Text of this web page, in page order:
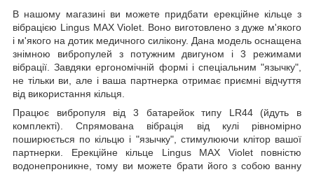
В нашому магазині ви можете придбати ерекційне кільце з
вібрацією Lingus MAX Violet. Воно виготовлено з дуже м'якого
і м'якого на дотик медичного силікону. Дана модель оснащена
знімною вибропулей з потужним двигуном і 3 режимами
вібрації. Завдяки ергономічній формі і спеціальним "язычку",
не тільки ви, але і ваша партнерка отримає приємні відчуття
від використання кільця.
Працює вибропуля від 3 батарейок типу LR44 (йдуть в
комплекті). Спрямована вібрація від кулі рівномірно
поширюється по кільцю і "язычку", стимулюючи клітор вашої
партнерки. Ерекційне кільце Lingus MAX Violet повністю
водонепроникне, тому ви можете брати його з собою ванну